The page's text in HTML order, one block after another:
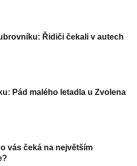
Řidiči čekali v autech
Pád malého letadla u Zvolena
vás čeká na největším